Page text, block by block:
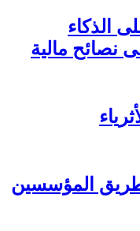
الذكاء
نصائح مالية
المؤسسين